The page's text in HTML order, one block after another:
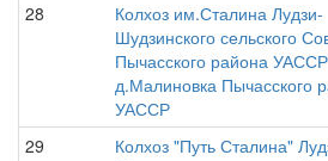
28
Колхоз им.Сталина Лудзи-
Шудзинского сельского
Пычасского района УАССР
д.Малиновка Пычасского
УАССР
29
Колхоз "Путь Сталина"